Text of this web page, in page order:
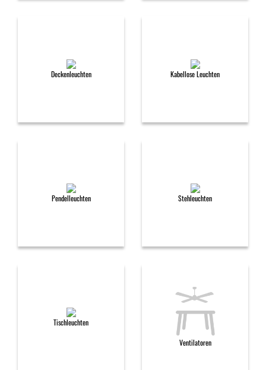
Deckenleuchten Kabellose Leuchten
Pendelleuchten Stehleuchten
Tischleuchten
Ventilatoren